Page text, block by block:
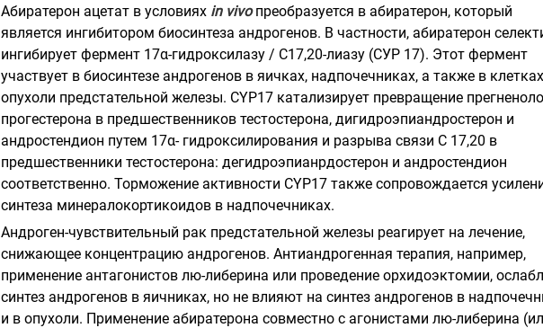
Абиратерон ацетат в условиях in vivoпреобразуется в абиратерон, который
является ингибитором биосинтеза андрогенов. В частности, абиратерон
ингибирует фермент 17α-гидроксилазу / С17,20-лиазу (СУР 17). Этот фермент
участвует в биосинтезе андрогенов в яичках, надпочечниках, а также в клетках
опухоли предстательной железы. CYP17 катализирует превращение
прогестерона в предшественников тестостерона, дигидроэпиандростерон и
андростендион путем 17α- гидроксилирования и разрыва связи С 17,20 в
предшественники тестостерона: дегидроэпианрдостерон и андростендион
соответственно. Торможение активности CYP17 также сопровождается
синтеза минералокортикоидов в надпочечниках.
Андроген-чувствительный рак предстательной железы реагирует на лечение,
снижающее концентрацию андрогенов. Антиандрогенная терапия, например,
применение антагонистов лю-либерина или проведение орхидоэктомии,
синтез андрогенов в яичниках, но не влияют на синтез андрогенов в
и в опухоли. Применение абиратерона совместно с агонистами лю-либерина